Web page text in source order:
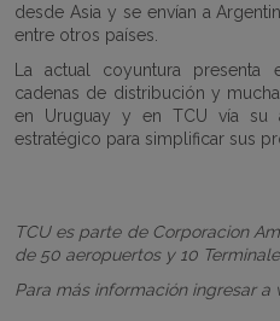
desde Asia y se envían a
entre otros países.
La actual coyuntura
cadenas de distribución y
en Uruguay y en TCU vía su
estratégico para simplificar sus
TCU es parte de Corporacion
de 50 aeropuertos y 10
Para más información ingresar a